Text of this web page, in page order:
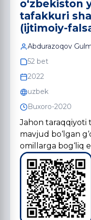
o‘zbekiston
tafakkuri
(ijtimoiy-
Abdurazoqov
52 bet
2022
uzbek
Buxoro-2020
Jahon taraqqiyoti
mavjud bo‘lgan
omillarga bog‘liq